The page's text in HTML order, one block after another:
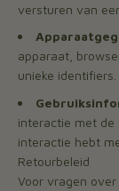
versturen van
apparaat,
unieke identifiers.
interactie met de
interactie hebt
Retourbeleid
Voor vragen